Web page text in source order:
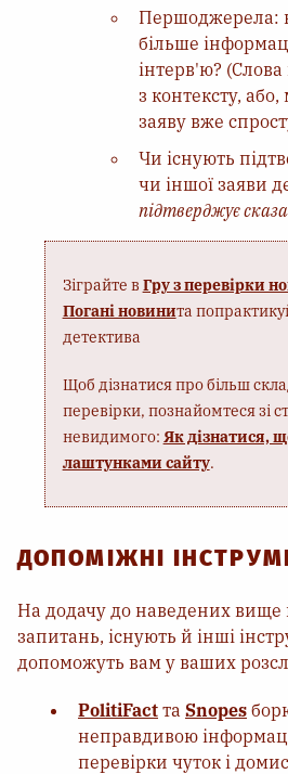
Першоджерела:
більше
інтерв'ю?
з контексту,
заяву вже
Чи існують
чи іншої заяви
підтверджує
Зіграйте в Гру з перевірки
Погані новинита
детектива
Щоб дізнатися про більш
перевірки, познайомтеся зі
невидимого: Як дізнатися,
лаштунками сайту.
ДОПОМІЖНІ
На додачу до наведених вище
запитань, існують й інші
допоможуть вам у ваших
PolitiFact та Snopes
неправдивою
перевірки чуток і